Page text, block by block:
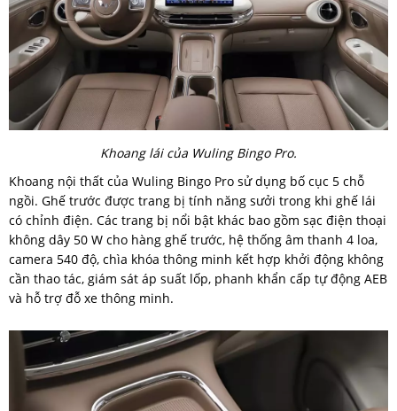
Khoang lái của Wuling Bingo Pro.
Khoang nội thất của Wuling Bingo Pro sử dụng bố cục 5 chỗ
ngồi. Ghế trước được trang bị tính năng sưởi trong khi ghế lái
có chỉnh điện. Các trang bị nổi bật khác bao gồm sạc điện thoại
không dây 50 W cho hàng ghế trước, hệ thống âm thanh 4 loa,
camera 540 độ, chìa khóa thông minh kết hợp khởi động không
cần thao tác, giám sát áp suất lốp, phanh khẩn cấp tự động AEB
và hỗ trợ đỗ xe thông minh.